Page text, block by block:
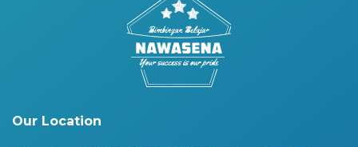
Our Location